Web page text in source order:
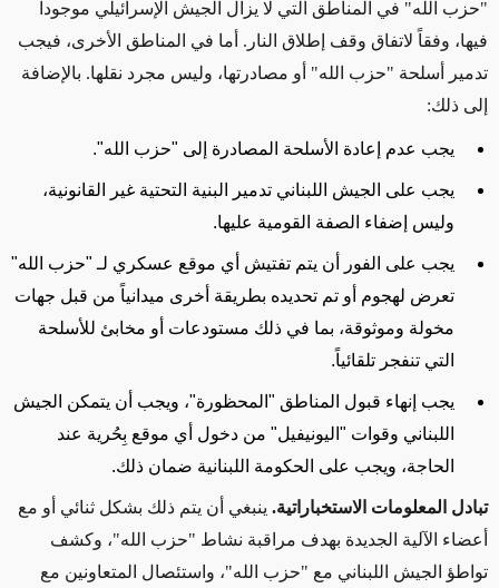
"حزب الله" في المناطق التي لا يزال الجيش الإسرائيلي موجوداً
فيها، وفقاً لاتفاق وقف إطلاق النار. أما في المناطق الأخرى، فيجب
تدمير أسلحة "حزب الله" أو مصادرتها، وليس مجرد نقلها. بالإضافة
إلى ذلك:
يجب عدم إعادة الأسلحة المصادرة إلى "حزب الله"
.
يجب على الجيش اللبناني تدمير البنية التحتية غير القانونية،
وليس إضفاء الصفة القومية عليها.
يجب على الفور أن يتم تفتيش أي موقع عسكري لـ "حزب الله"
تعرض لهجوم أو تم تحديده بطريقة أخرى ميدانياً من قبل جهات
مخولة وموثوقة، بما في ذلك مستودعات أو مخابئ للأسلحة
التي تنفجر تلقائياً.
يجب إنهاء قبول المناطق "المحظورة"، ويجب أن يتمكن الجيش
اللبناني وقوات "اليونيفيل" من دخول أي موقع بِحُرية عند
الحاجة، ويجب على الحكومة اللبنانية ضمان ذلك.
تبادل المعلومات الاستخباراتية. ينبغي أن يتم ذلك بشكل ثنائي أو مع
أعضاء الآلية الجديدة بهدف مراقبة نشاط "حزب الله"، وكشف
تواطؤ الجيش اللبناني مع "حزب الله"، واستئصال المتعاونين مع